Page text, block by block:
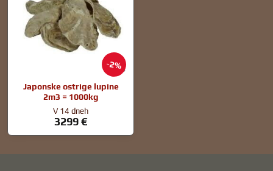
2%
Japonske ostrige lupine
2m3 = 1000kg
V 14 dneh
3299 €